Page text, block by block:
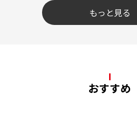
もっと見る
おすすめ